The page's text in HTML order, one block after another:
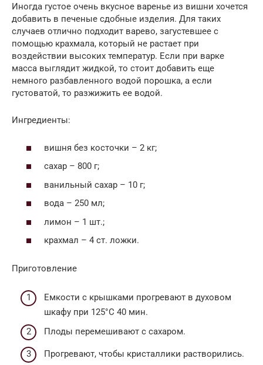
Иногда густое очень вкусное варенье из вишни хочется
добавить в печеные сдобные изделия. Для таких
случаев отлично подходит варево, загустевшее с
помощью крахмала, который не растает при
воздействии высоких температур. Если при варке
масса выглядит жидкой, то стоит добавить еще
немного разбавленного водой порошка, а если
густоватой, то разжижить ее водой.
Ингредиенты:
вишня без косточки – 2 кг;
сахар – 800 г;
ванильный сахар – 10 г;
вода – 250 мл;
лимон – 1 шт.;
крахмал – 4 ст. ложки.
Приготовление
Емкости с крышками прогревают в духовом
шкафу при 125°С 40 мин.
Плоды перемешивают с сахаром.
Прогревают, чтобы кристаллики растворились.